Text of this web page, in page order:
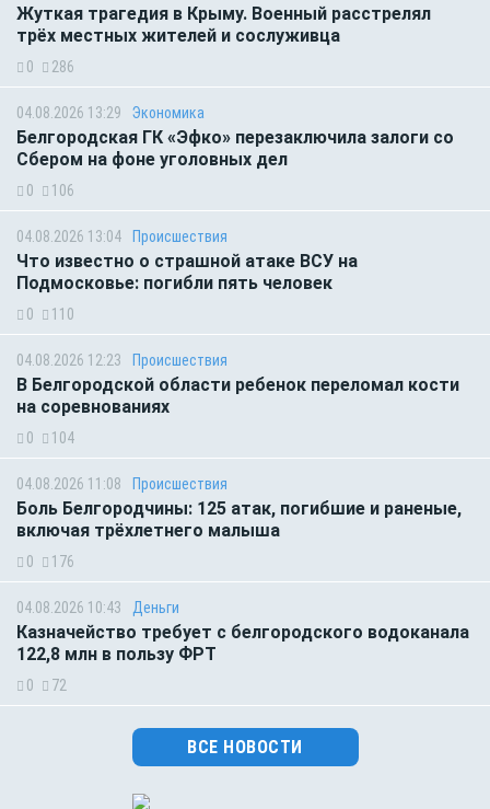
Жуткая трагедия в Крыму. Военный расстрелял
трёх местных жителей и сослуживца
0 286
04.08.2026 13:29 Экономика
Белгородская ГК «Эфко» перезаключила залоги со
Сбером на фоне уголовных дел
0 106
04.08.2026 13:04 Происшествия
Что известно о страшной атаке ВСУ на
Подмосковье: погибли пять человек
0 110
04.08.2026 12:23 Происшествия
В Белгородской области ребенок переломал кости
на соревнованиях
0 104
04.08.2026 11:08 Происшествия
Боль Белгородчины: 125 атак, погибшие и раненые,
включая трёхлетнего малыша
0 176
04.08.2026 10:43 Деньги
Казначейство требует с белгородского водоканала
122,8 млн в пользу ФРТ
0 72
ВСЕ НОВОСТИ